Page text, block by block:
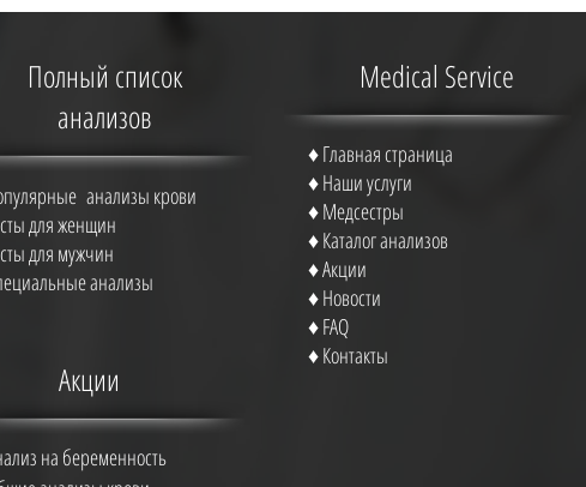
Полный список
анализов
анализы крови
для женщин
для мужчин
анализы
Акции
на беременность
Medical Service
♦Главная страница
♦Наши услуги
♦ Медсестры
♦ Каталог анализов
♦Акции
♦Новости
♦FAQ
♦Контакты